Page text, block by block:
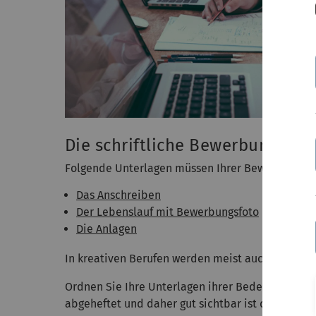
Die schriftliche Bewerbung
Folgende Unterlagen müssen Ihrer Bewerbung
Das Anschreiben
Der Lebenslauf mit Bewerbungsfoto
Die Anlagen
In kreativen Berufen werden meist auch
Ordnen Sie Ihre Unterlagen ihrer Bedeutung
abgeheftet und daher gut sichtbar ist das